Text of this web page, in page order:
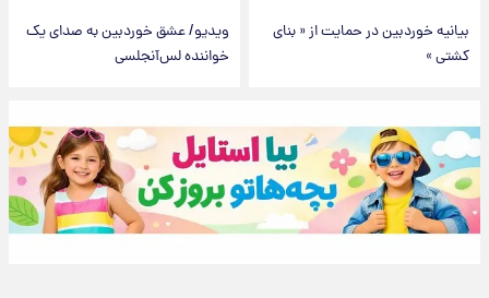
بیانیه خوردبین در حمایت از « بنای
کشتی »
ویدیو/ عشق خوردبین به صدای یک
خواننده لس‌آنجلسی